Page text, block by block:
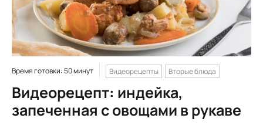
Время готовки: 50 минут Видеорецепты Вторые блюда
Видеорецепт: индейка,
запеченная с овощами в рукаве